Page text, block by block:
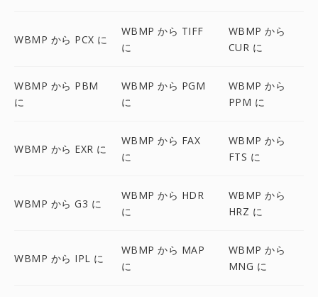
WBMP から PCX に
WBMP から TIFF
に
WBMP から
CUR に
WBMP から PBM
に
WBMP から PGM
に
WBMP から
PPM に
WBMP から EXR に
WBMP から FAX
に
WBMP から
FTS に
WBMP から G3 に
WBMP から HDR
に
WBMP から
HRZ に
WBMP から IPL に
WBMP から MAP
に
WBMP から
MNG に